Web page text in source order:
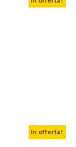
In offerta!